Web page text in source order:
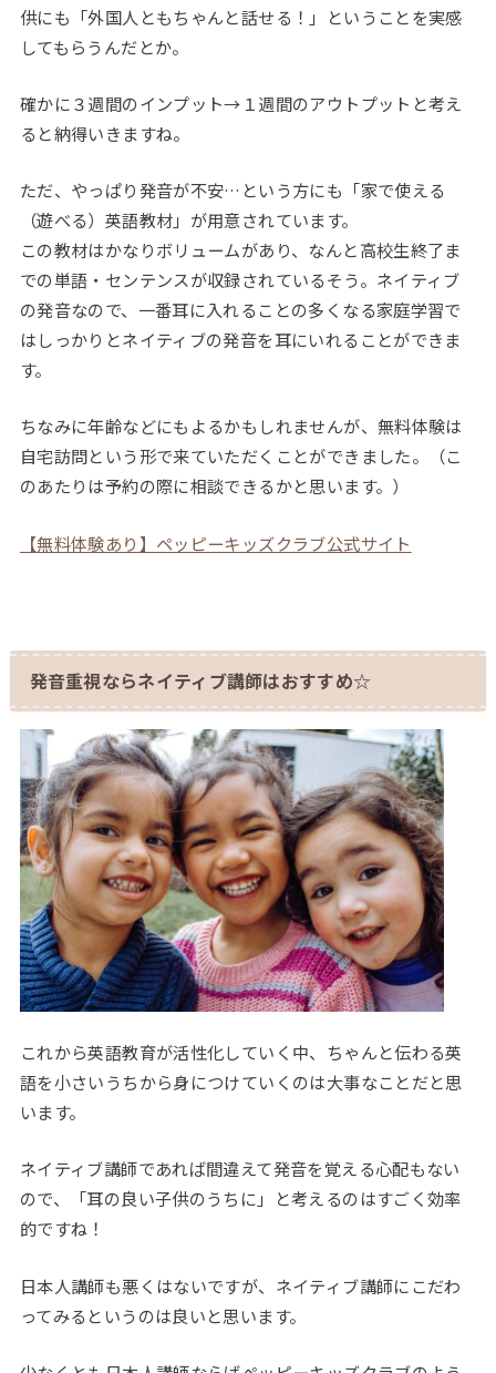
供にも「外国人ともちゃんと話せる！」ということを実感
してもらうんだとか。
確かに３週間のインプット→１週間のアウトプットと考え
ると納得いきますね。
ただ、やっぱり発音が不安…という方にも「家で使える
（遊べる）英語教材」が用意されています。
この教材はかなりボリュームがあり、なんと高校生終了ま
での単語・センテンスが収録されているそう。ネイティブ
の発音なので、一番耳に入れることの多くなる家庭学習で
はしっかりとネイティブの発音を耳にいれることができま
す。
ちなみに年齢などにもよるかもしれませんが、無料体験は
自宅訪問という形で来ていただくことができました。（こ
のあたりは予約の際に相談できるかと思います。）
【無料体験あり】ペッピーキッズクラブ公式サイト
発音重視ならネイティブ講師はおすすめ☆
これから英語教育が活性化していく中、ちゃんと伝わる英
語を小さいうちから身につけていくのは大事なことだと思
います。
ネイティブ講師であれば間違えて発音を覚える心配もない
ので、「耳の良い子供のうちに」と考えるのはすごく効率
的ですね！
日本人講師も悪くはないですが、ネイティブ講師にこだわ
ってみるというのは良いと思います。